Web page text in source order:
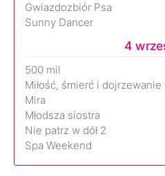
Gwiazdozbiór Psa
Sunny Dancer
4
500 mil
Miłość, śmierć i
Mira
Młodsza siostra
Nie patrz w dół 2
Spa Weekend